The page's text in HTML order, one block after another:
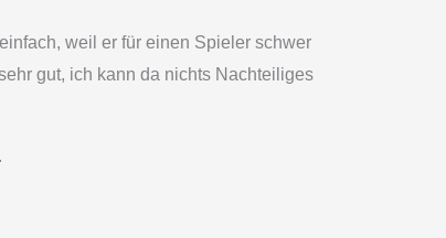
weil er für einen Spieler schwer
gut, ich kann da nichts Nachteiliges